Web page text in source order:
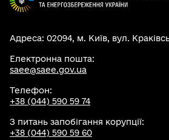
Адреса: 02094, м. Київ, вул.
Електронна пошта:
saee@saee.gov.ua
Телефон:
+38 (044) 590 59 74
З питань запобігання корупції:
+38 (044) 590 59 60